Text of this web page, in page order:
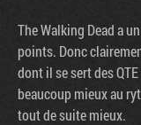
The Walking Dead a
points. Donc
dont il se sert des
beaucoup mieux au
tout de suite mieux.